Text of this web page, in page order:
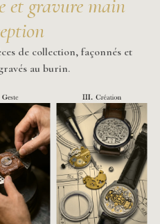
et gravure main
de collection, façonnés et
au burin.